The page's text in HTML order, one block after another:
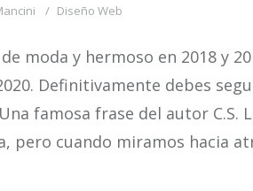
Diseño Web
moda y hermoso en 2018 y
Definitivamente debes
famosa frase del autor C.S.
pero cuando miramos hacia